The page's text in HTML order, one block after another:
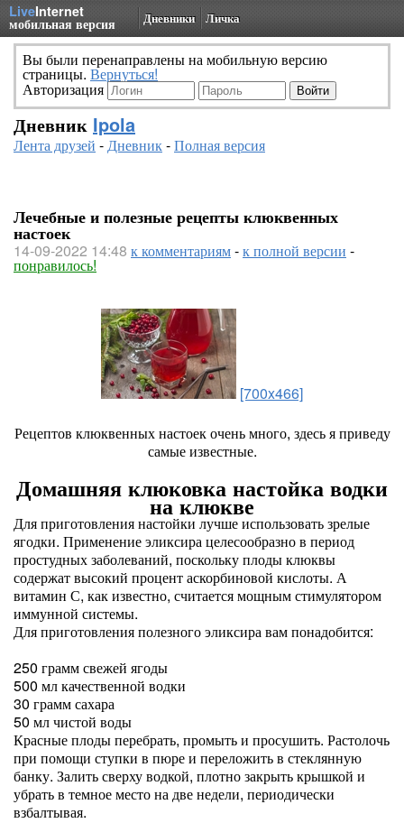
LiveInternet
мобильная версия Дневники Личка
Вы были перенаправлены на мобильную версию
страницы. Вернуться!
Авторизация
Дневник Ipola
Лента друзей -Дневник-Полная версия
Лечебные и полезные рецепты клюквенных
настоек
14-09-2022 14:48 к комментариям-к полной версии -
понравилось!
[700x466]
Рецептов клюквенных настоек очень много, здесь я приведу
самые известные.
Домашняя клюковка настойка водки
на клюкве
Для приготовления настойки лучше использовать зрелые
ягодки. Применение эликсира целесообразно в период
простудных заболеваний, поскольку плоды клюквы
содержат высокий процент аскорбиновой кислоты. А
витамин С, как известно, считается мощным стимулятором
иммунной системы.
Для приготовления полезного эликсира вам понадобится:
250 грамм свежей ягоды
500 мл качественной водки
30 грамм сахара
50 мл чистой воды
Красные плоды перебрать, промыть и просушить. Растолочь
при помощи ступки в пюре и переложить в стеклянную
банку. Залить сверху водкой, плотно закрыть крышкой и
убрать в темное место на две недели, периодически
взбалтывая.